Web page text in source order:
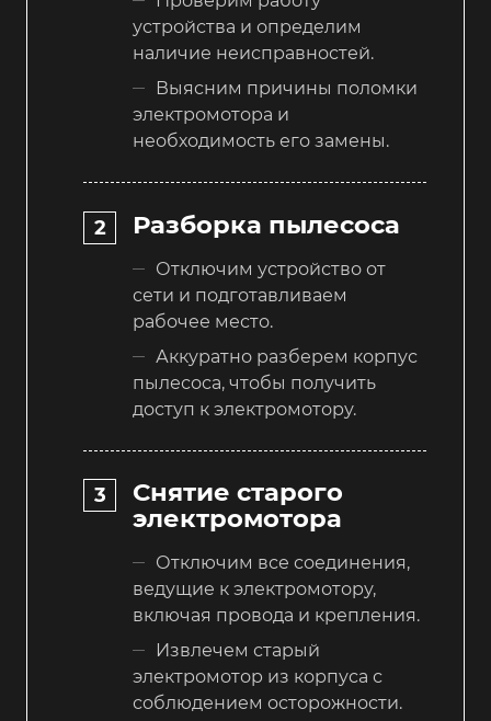
устройства и определим
наличие неисправностей.
Выясним причины поломки
электромотора и
необходимость его замены.
Разборка пылесоса
Отключим устройство от
сети и подготавливаем
рабочее место.
Аккуратно разберем корпус
пылесоса, чтобы получить
доступ к электромотору.
Снятие старого
электромотора
Отключим все соединения,
ведущие к электромотору,
включая провода и крепления.
Извлечем старый
электромотор из корпуса с
соблюдением осторожности.